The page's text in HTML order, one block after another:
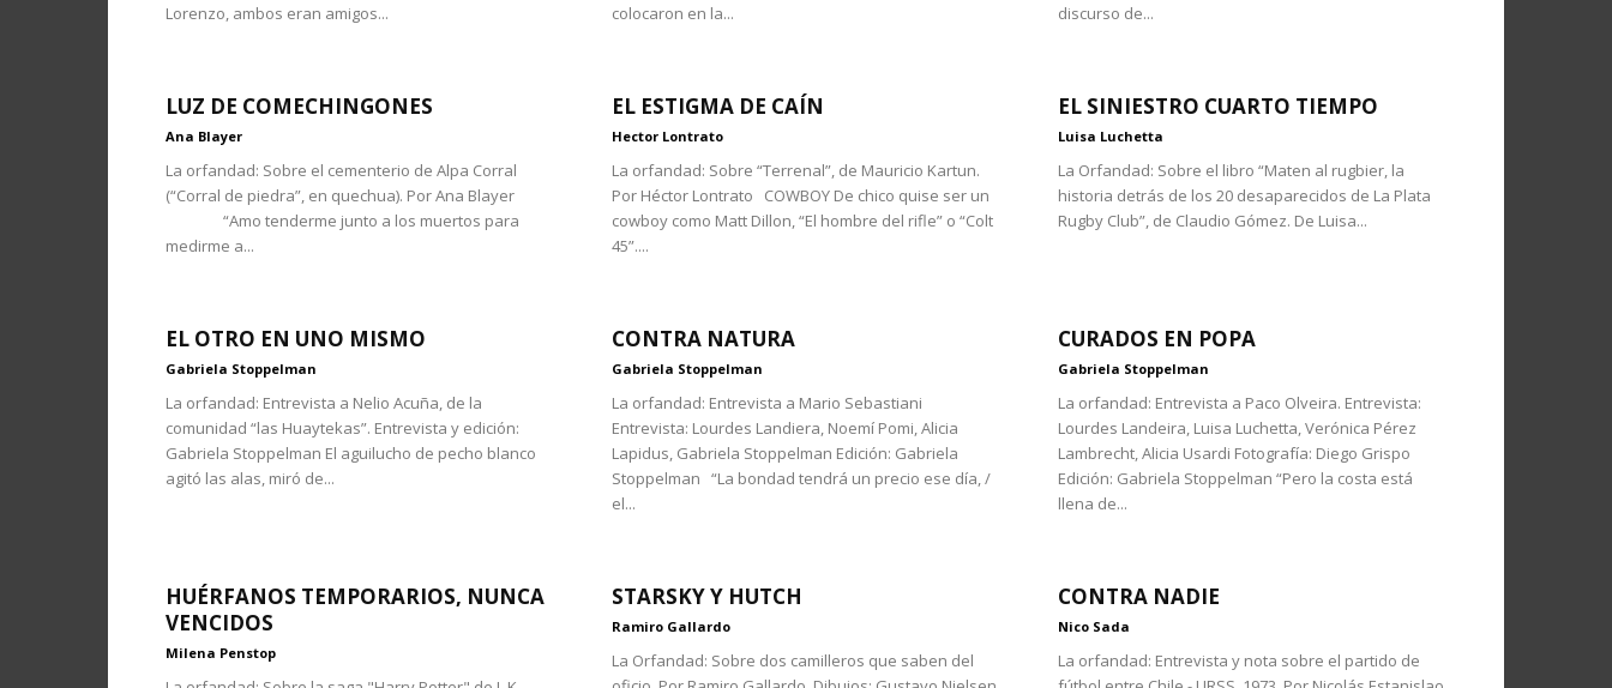
Lorenzo, ambos eran amigos...
colocaron en la...
discurso de...
LUZ DE COMECHINGONES
Ana Blayer
La orfandad: Sobre el cementerio de Alpa Corral
(“Corral de piedra”, en quechua). Por Ana Blayer
“Amo tenderme junto a los muertos para
medirme a...
EL ESTIGMA DE CAÍN
Hector Lontrato
La orfandad: Sobre “Terrenal”, de Mauricio Kartun.
Por Héctor Lontrato COWBOY De chico quise ser un
cowboy como Matt Dillon, “El hombre del rifle” o “Colt
45”....
EL SINIESTRO CUARTO TIEMPO
Luisa Luchetta
La Orfandad: Sobre el libro “Maten al rugbier, la
historia detrás de los 20 desaparecidos de La Plata
Rugby Club”, de Claudio Gómez. De Luisa...
EL OTRO EN UNO MISMO
Gabriela Stoppelman
La orfandad: Entrevista a Nelio Acuña, de la
comunidad “las Huaytekas”. Entrevista y edición:
Gabriela Stoppelman El aguilucho de pecho blanco
agitó las alas, miró de...
CONTRA NATURA
Gabriela Stoppelman
La orfandad: Entrevista a Mario Sebastiani
Entrevista: Lourdes Landiera, Noemí Pomi, Alicia
Lapidus, Gabriela Stoppelman Edición: Gabriela
Stoppelman “La bondad tendrá un precio ese día, /
el...
CURADOS EN POPA
Gabriela Stoppelman
La orfandad: Entrevista a Paco Olveira. Entrevista:
Lourdes Landeira, Luisa Luchetta, Verónica Pérez
Lambrecht, Alicia Usardi Fotografía: Diego Grispo
Edición: Gabriela Stoppelman “Pero la costa está
llena de...
HUÉRFANOS TEMPORARIOS, NUNCA
VENCIDOS
Milena Penstop
STARSKY Y HUTCH
Ramiro Gallardo
La Orfandad: Sobre dos camilleros que saben del
CONTRA NADIE
Nico Sada
La orfandad: Entrevista y nota sobre el partido de